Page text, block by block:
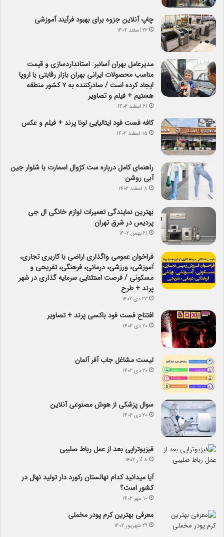
چاپ آنلاین جزوه برای بهبود فرآیند آموزشی
۲۲ اسفند ۱۴۰۲
مدیرعامل بهران آسانبر: استانداردسازی و قیمت
مناسب محصولات ایرانی بهران بازار رقابتی با اروپا
ایجاد کرده است / صادرکننده به ۷ کشور منطقه
هستیم + فیلم و تصاویر
۲۱ اسفند ۱۴۰۲
کافه فست فود ایتالیایی لونا پرند + فیلم و عکس
۱۵ اسفند ۱۴۰۲
راهنمای کامل درباره ست کژوال اسمارت با شلوار جین
آبی روشن
۸ اسفند ۱۴۰۲
بهترین نمایندگی تعمیرات لوازم خانگی ال جی
پردیس در شرق تهران
۲۱ بهمن ۱۴۰۲
فراخوان عمومی واگذاری اراضی با کاربری تجاری،
آموزشی، ورزشی، درمانی، فرهنگی، تفریحی و
مسکونی / فرصت استثنایی سرمایه گذاری در شهر
پرند + طرح
۲۳ دی ۱۴۰۲
افتتاح فست فود باکسی پرند + تصاویر
۲۰ دی ۱۴۰۲
لیست مشاغل جاب آفر آلمان
۲۰ دی ۱۴۰۲
سوال پزشکی از هوش مصنوعی آنلاین
۲۰ دی ۱۴۰۲
فیزیوتراپی بعد از عمل رباط صلیبی
۸ آذر ۱۴۰۲
آیا می­دانید کدام نهالستان رکورد دار تولید نهال­ در
کشور است؟
۱۰ مهر ۱۴۰۲
معرفی بهترین کرم پودر مخملی
۲۹ شهریور ۱۴۰۲